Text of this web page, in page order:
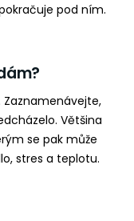
pod ním.
Většina
se pak může
stres a teplotu.